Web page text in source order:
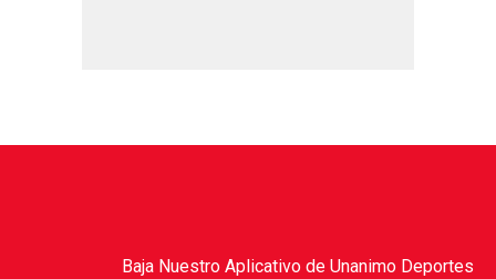
Baja Nuestro Aplicativo de Unanimo Deportes